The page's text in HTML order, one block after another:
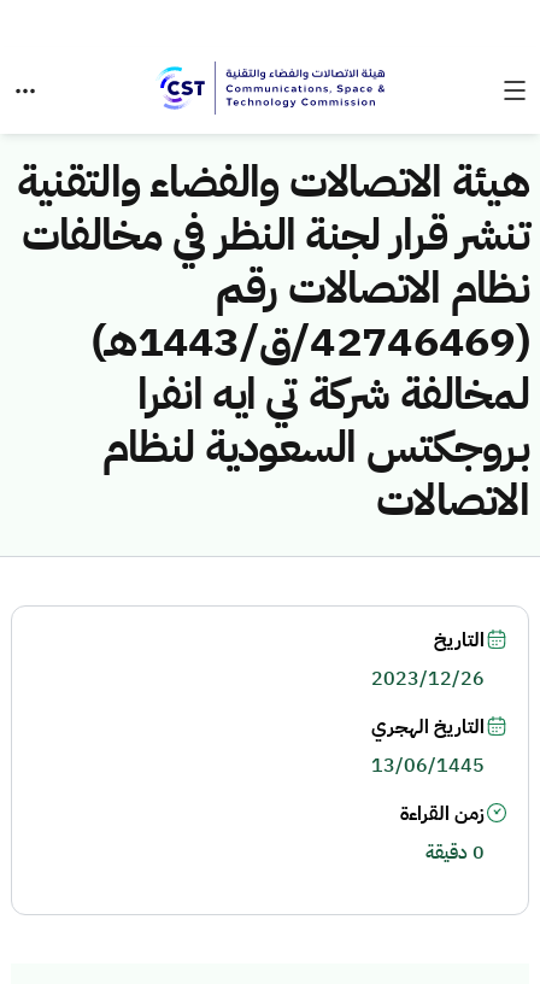
هيئة الاتصالات والفضاء والتقنية
تنشر قرار لجنة النظر في مخالفات
نظام الاتصالات رقم
(42746469/ق/1443هـ)
لمخالفة شركة تي ايه انفرا
بروجكتس السعودية لنظام
الاتصالات
التاريخ
2023/12/26
التاريخ الهجري
13/06/1445
زمن القراءة
0 دقيقة